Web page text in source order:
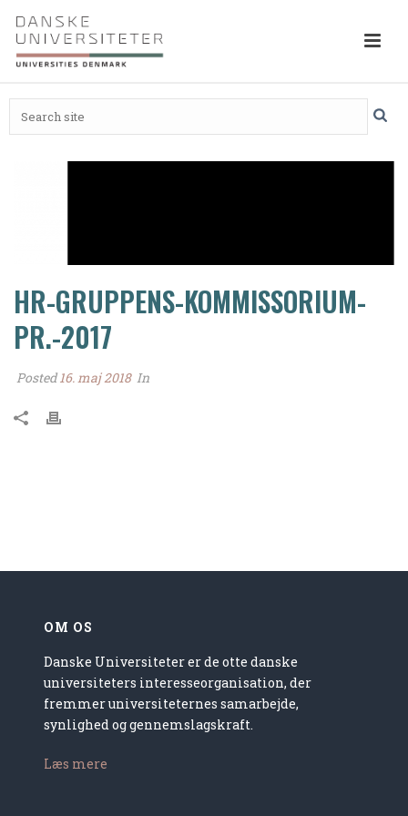
HR-GRUPPENS-KOMMISSORIUM-
PR.-2017
Posted16. maj 2018 In
OM OS
Danske Universiteter er de otte danske
universiteters interesseorganisation, der
fremmer universiteternes samarbejde,
synlighed og gennemslagskraft.
Læs mere